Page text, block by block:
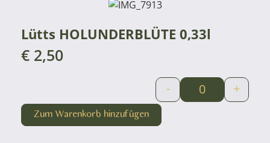
Lütts HOLUNDERBLÜTE 0,33l
€ 2,50
- +
Zum Warenkorb hinzufügen